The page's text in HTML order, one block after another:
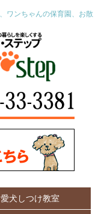
ワンちゃんの保育園、お散
愛犬しつけ教室